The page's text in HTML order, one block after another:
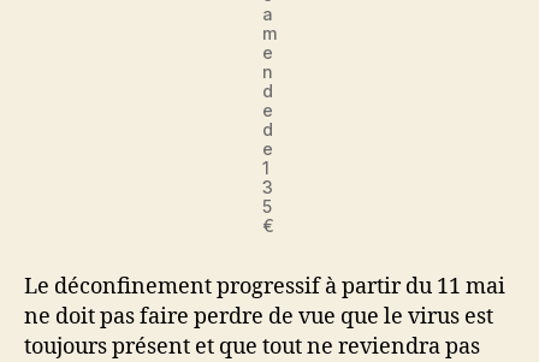
a
m
e
n
d
e
d
e
1
3
5
€
Le déconfinement progressif à partir du 11 mai
ne doit pas faire perdre de vue que le virus est
toujours présent et que tout ne reviendra pas